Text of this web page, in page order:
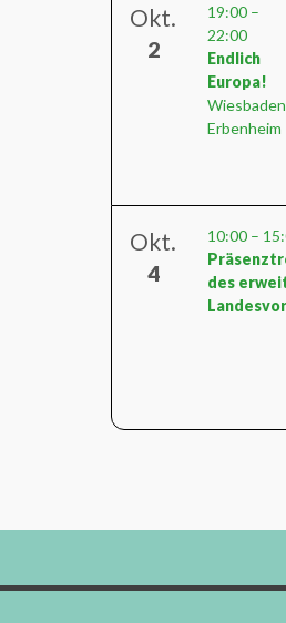
Okt.
2
19:00 –
22:00
Endlich
Europa!
Wiesbaden
Erbenheim
Okt.
4
10:00 –
des